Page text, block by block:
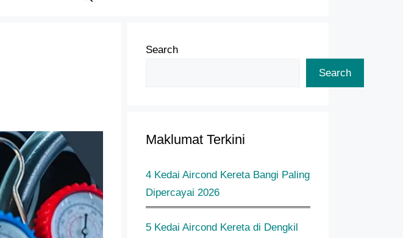
Search
Search
Maklumat Terkini
4 Kedai Aircond Kereta Bangi Paling
Dipercayai 2026
5 Kedai Aircond Kereta di Dengkil